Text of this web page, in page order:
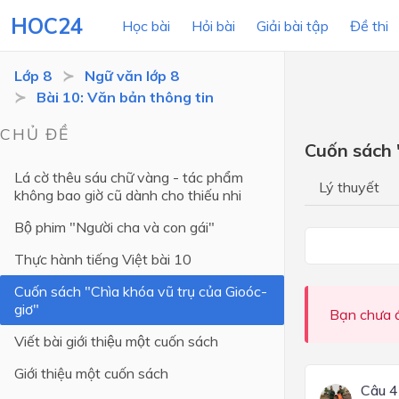
HOC24 Học bài Hỏi bài Giải bài tập Đề thi
Lớp 12
Lớp 11
Lớp 10
Lớp 9
Lớp 8
Lớp 7
Lớp 6
Lớp 8
Ngữ văn lớp 8
Bài 10: Văn bản thông tin
CHỦ ĐỀ
Lá cờ thêu sáu chữ vàng - tác phẩm
không bao giờ cũ dành cho thiếu nhi
Bộ phim "Người cha và con gái"
Thực hành tiếng Việt bài 10
Cuốn sách "Chìa khóa vũ trụ của Gioóc-
giơ"
Viết bài giới thiệu một cuốn sách
Giới thiệu một cuốn sách
Cuốn
Lý thuyết
Bạn chưa
Câu 4